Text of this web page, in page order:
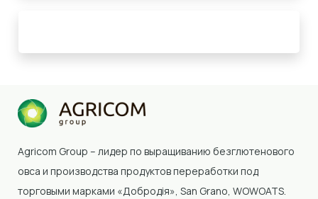
Agricom Group – лидер по выращиванию безглютенового
овса и производства продуктов переработки под
торговыми марками «Добродія», San Grano, WOWOATS.